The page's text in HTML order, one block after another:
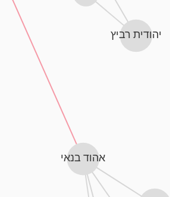
אהוד בנאי
יהודית רביץ